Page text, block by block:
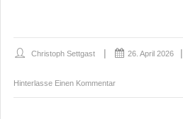
Christoph Settgast 26. April 2026
Hinterlasse Einen Kommentar